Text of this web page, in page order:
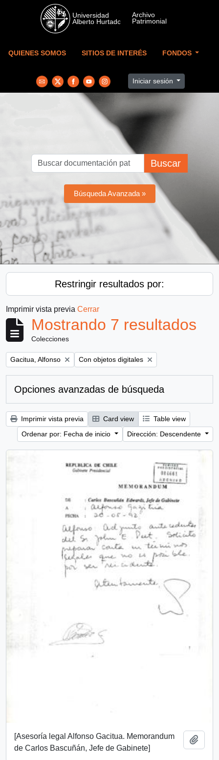
Skip to main content
QUIENES SOMOS SITIOS DE INTERÉS FONDOS
Iniciar sesión
Buscar
Búsqueda Avanzada »
Restringir resultados por:
Imprimir vista previa Cerrar
Mostrando 7 resultados
Colecciones
Remove filter:
Gacitua, Alfonso Remove filter:
Con objetos digitales
Opciones avanzadas de búsqueda
Imprimir vista previa Card view
Table view
Ordenar por: Fecha de inicio
Dirección: Descendente
[Asesoría legal Alfonso Gacitua. Memorandum
de Carlos Bascuñán, Jefe de Gabinete]